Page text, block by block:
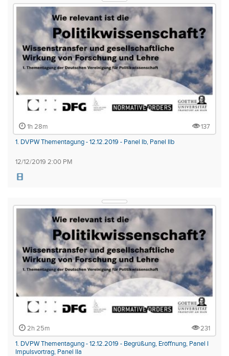
1h 28m
137
1. DVPW Thementagung - 12.12.2019 - Panel Ib, Panel IIb
12/12/2019 2:00 PM
2h 25m
231
1. DVPW Thementagung - 12.12.2019 - Begrüßung, Eröffnung, Panel I
Impulsvortrag, Panel IIa